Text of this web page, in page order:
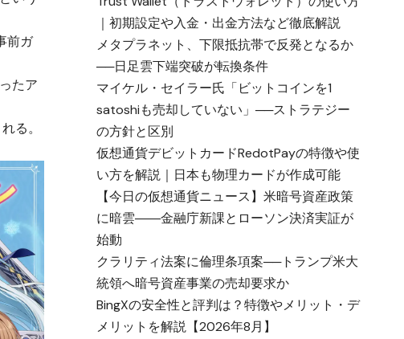
前ガ
たア
る。
｜初期設定や入金・出金方法など徹底解説
メタプラネット、下限抵抗帯で反発となるか
──日足雲下端突破が転換条件
マイケル・セイラー氏「ビットコインを1
satoshiも売却していない」──ストラテジー
の方針と区別
仮想通貨デビットカードRedotPayの特徴や使
い方を解説｜日本も物理カードが作成可能
【今日の仮想通貨ニュース】米暗号資産政策
に暗雲――金融庁新課とローソン決済実証が
始動
クラリティ法案に倫理条項案──トランプ米大
統領へ暗号資産事業の売却要求か
BingXの安全性と評判は？特徴やメリット・デ
メリットを解説【2026年8月】